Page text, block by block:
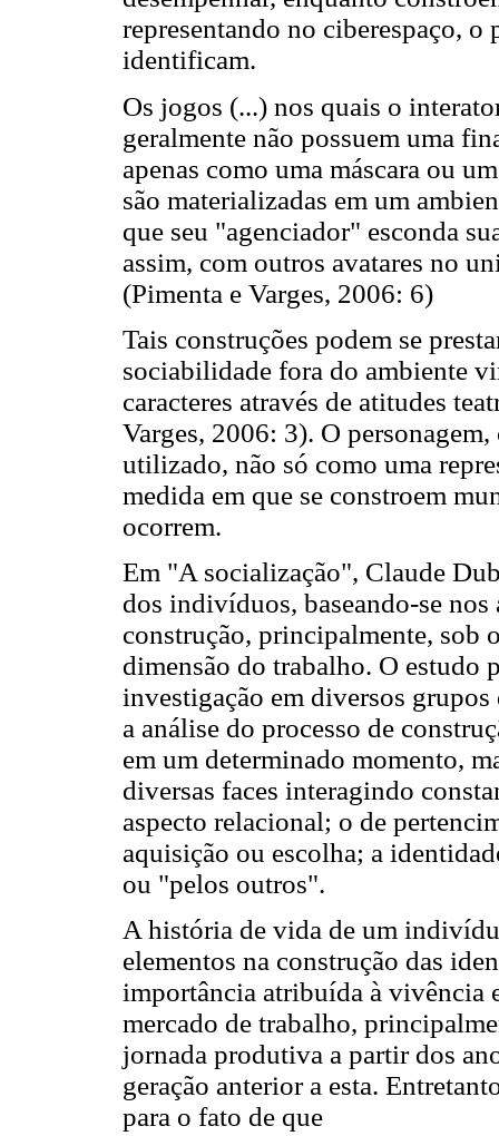
representando no ciberespaço, o
identificam.
Os jogos (...) nos quais o
geralmente não possuem uma
apenas como uma máscara ou
são materializadas em um
que seu "agenciador" esconda
assim, com outros avatares no
(Pimenta e Varges, 2006: 6)
Tais construções podem se
sociabilidade fora do ambiente
caracteres através de atitudes
Varges, 2006: 3). O
utilizado, não só como uma
medida em que se constroem
ocorrem.
Em "A socialização", Claude
dos indivíduos, baseando-se
construção, principalmente, sob
dimensão do trabalho. O estudo
investigação em diversos
a análise do processo de
em um determinado momento,
diversas faces interagindo
aspecto relacional; o de
aquisição ou escolha; a
ou "pelos outros".
A história de vida de um
elementos na construção das
importância atribuída à vivência
mercado de trabalho,
jornada produtiva a partir dos
geração anterior a esta.
para o fato de que